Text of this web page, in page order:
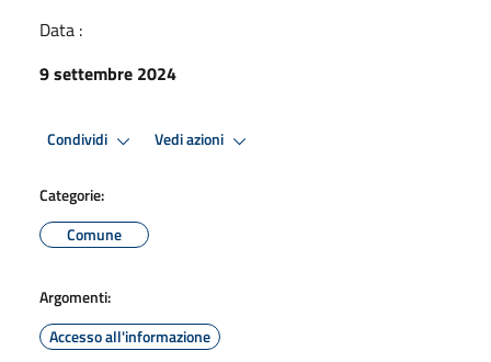
Data :
9 settembre 2024
Condividi Vedi azioni
Categorie:
Comune
Argomenti:
Accesso all'informazione